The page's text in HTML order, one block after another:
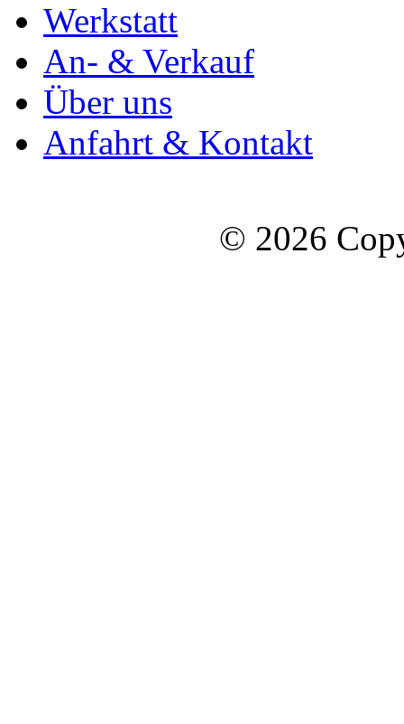
Werkstatt
An- & Verkauf
Über uns
Anfahrt & Kontakt
© 2026